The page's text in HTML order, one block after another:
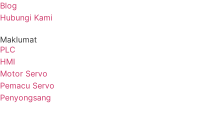
Blog
Hubungi Kami
Maklumat
PLC
HMI
Motor Servo
Pemacu Servo
Penyongsang